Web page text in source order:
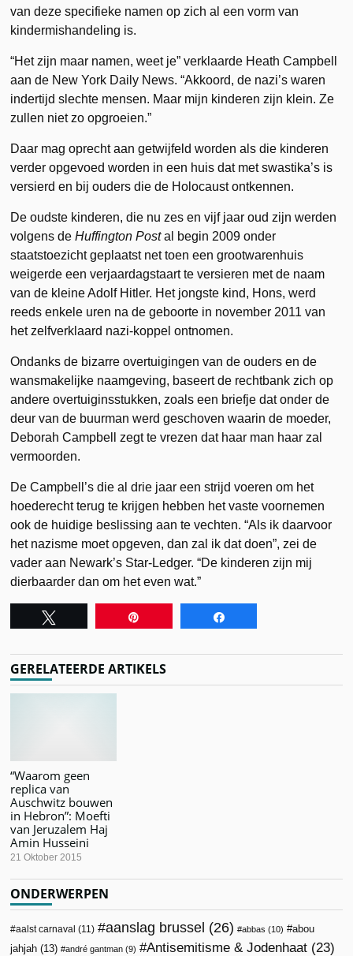
van deze specifieke namen op zich al een vorm van
kindermishandeling is.
“Het zijn maar namen, weet je” verklaarde Heath Campbell
aan de New York Daily News. “Akkoord, de nazi’s waren
indertijd slechte mensen. Maar mijn kinderen zijn klein. Ze
zullen niet zo opgroeien.”
Daar mag oprecht aan getwijfeld worden als die kinderen
verder opgevoed worden in een huis dat met swastika’s is
versierd en bij ouders die de Holocaust ontkennen.
De oudste kinderen, die nu zes en vijf jaar oud zijn werden
volgens de Huffington Postal begin 2009 onder
staatstoezicht geplaatst net toen een grootwarenhuis
weigerde een verjaardagstaart te versieren met de naam
van de kleine Adolf Hitler. Het jongste kind, Hons, werd
reeds enkele uren na de geboorte in november 2011 van
het zelfverklaard nazi-koppel ontnomen.
Ondanks de bizarre overtuigingen van de ouders en de
wansmakelijke naamgeving, baseert de rechtbank zich op
andere overtuiginsstukken, zoals een briefje dat onder de
deur van de buurman werd geschoven waarin de moeder,
Deborah Campbell zegt te vrezen dat haar man haar zal
vermoorden.
De Campbell’s die al drie jaar een strijd voeren om het
hoederecht terug te krijgen hebben het vaste voornemen
ook de huidige beslissing aan te vechten. “Als ik daarvoor
het nazisme moet opgeven, dan zal ik dat doen”, zei de
vader aan Newark’s Star-Ledger. “De kinderen zijn mij
dierbaarder dan om het even wat.”
GERELATEERDE ARTIKELS
“Waarom geen
replica van
Auschwitz bouwen
in Hebron”: Moefti
van Jeruzalem Haj
Amin Husseini
21 Oktober 2015
ONDERWERPEN
aalst carnaval (11) aanslag brussel (26) abbas (10)
abou
jahjah (13) andré gantman (9) Antisemitisme & Jodenhaat (23)